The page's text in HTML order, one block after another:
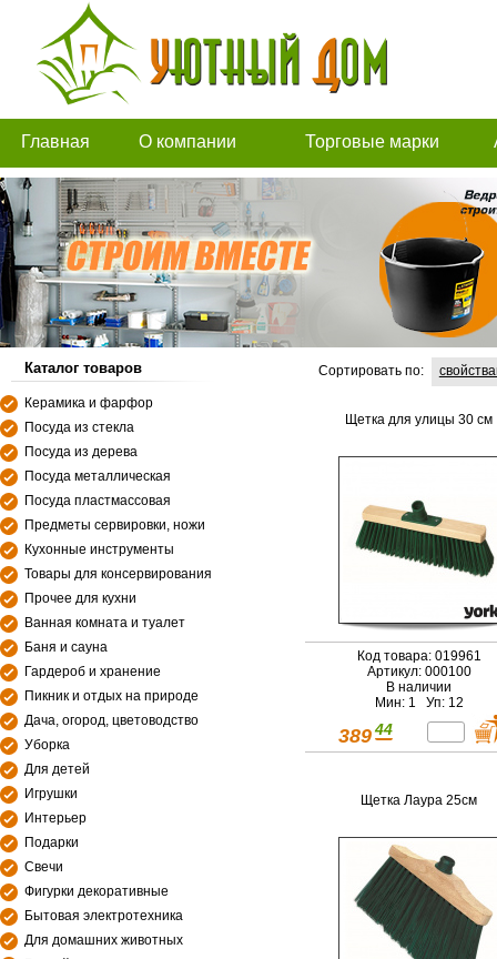
Главная О компании Торговые марки
Каталог товаров
Керамика и фарфор
Посуда из стекла
Посуда из дерева
Посуда металлическая
Посуда пластмассовая
Предметы сервировки, ножи
Кухонные инструменты
Товары для консервирования
Прочее для кухни
Ванная комната и туалет
Баня и сауна
Гардероб и хранение
Пикник и отдых на природе
Дача, огород, цветоводство
Уборка
Для детей
Игрушки
Интерьер
Подарки
Свечи
Фигурки декоративные
Бытовая электротехника
Для домашних животных
Сортировать по:
Щетка для улицы 30 см
Код товара: 019961
Артикул: 000100
В наличии
Мин: 1 Уп: 12
389 44
Щетка Лаура 25см